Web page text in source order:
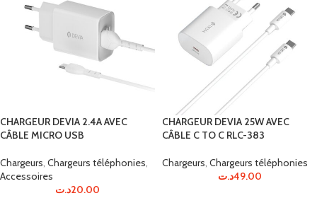
CHARGEUR DEVIA 2.4A AVEC
CÂBLE MICRO USB
Chargeurs, Chargeurs téléphonies,
Accessoires
20.00د.ت
CHARGEUR DEVIA 25W AVEC
CÂBLE C TO C RLC-383
Chargeurs, Chargeurs téléphonies
49.00د.ت